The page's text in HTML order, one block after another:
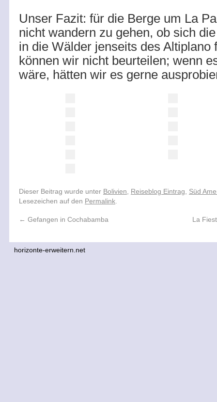
Unser Fazit: für die Berge um La
nicht wandern zu gehen, ob sich
in die Wälder jenseits des Altiplano
können wir nicht beurteilen; wenn
wäre, hätten wir es gerne
Dieser Beitrag wurde unter Bolivien Reiseblog Eintrag
Süd
Lesezeichen auf den Permalink
← Gefangen in Cochabamba La
horizonte-erweitern.net